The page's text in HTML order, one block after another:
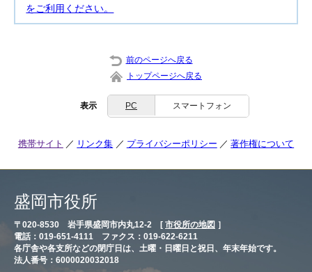
をご利用ください。
前のページへ戻る
トップページへ戻る
表示 PC スマートフォン
携帯サイト リンク集 プライバシーポリシー 著作権について
盛岡市役所
〒020-8530 岩手県盛岡市内丸12-2 [ 市役所の地図 ］
電話：019-651-4111 ファクス：019-622-6211
各庁舎や各支所などの閉庁日は、土曜・日曜日と祝日、年末年始です。
法人番号：6000020032018